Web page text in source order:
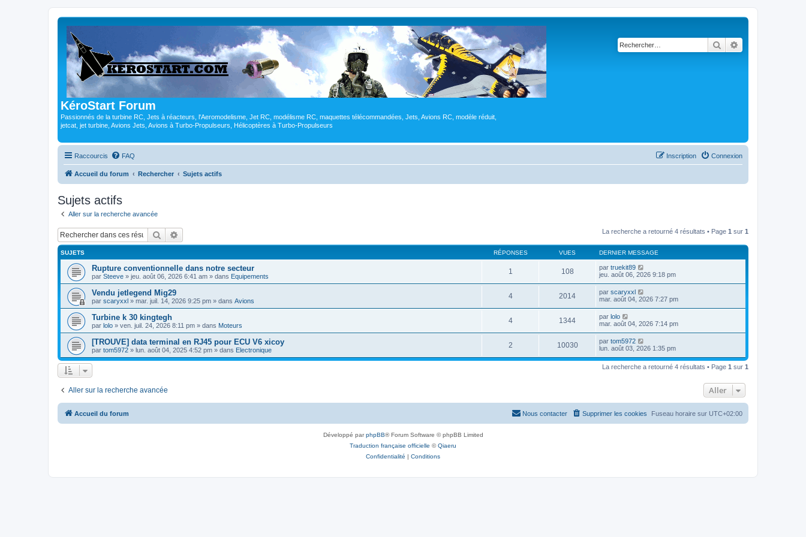
KéroStart Forum
Passionnés de la turbine RC, Jets à réacteurs, l'Aeromodelisme, Jet RC, modélisme RC, maquettes télécommandées, Jets, Avions RC, modèle réduit,
jetcat, jet turbine, Avions Jets, Avions à Turbo-Propulseurs, Hélicoptères à Turbo-Propulseurs
Rechercher
Raccourcis FAQ Connexion
Inscription
Accueil du forum Rechercher Sujets actifs
Sujets actifs
Aller sur la recherche avancée
Rechercher La recherche a retourné 4 résultats • Page 1 sur 1
SUJETS RÉPONSES VUES DERNIER MESSAGE
Rupture conventionnelle dans notre secteur
par Steeve » jeu. août 06, 2026 6:41 am » dans Equipements
1 108 par truekit89
jeu. août 06, 2026 9:18 pm
Vendu jetlegend Mig29
par scaryxxl » mar. juil. 14, 2026 9:25 pm » dans Avions
4 2014 par scaryxxl
mar. août 04, 2026 7:27 pm
Turbine k 30 kingtegh
par lolo » ven. juil. 24, 2026 8:11 pm » dans Moteurs
4 1344 par lolo
mar. août 04, 2026 7:14 pm
[TROUVE] data terminal en RJ45 pour ECU V6 xicoy
par tom5972 » lun. août 04, 2025 4:52 pm » dans Electronique
2 10030 par tom5972
lun. août 03, 2026 1:35 pm
La recherche a retourné 4 résultats • Page 1 sur 1
Aller sur la recherche avancée Aller
Accueil du forum Fuseau horaire sur UTC+02:00
Supprimer les cookies
Nous contacter
Développé parphpBB® Forum Software © phpBB Limited
Traduction française officielle ©Qiaeru
Confidentialité | Conditions